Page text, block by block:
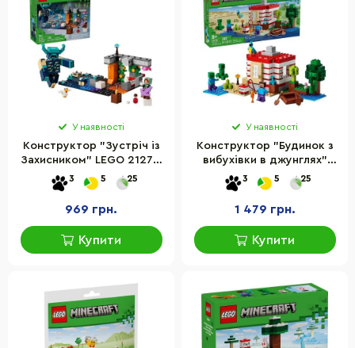
У наявності
Конструктор "Зустріч із
Захисником" LEGO 21274,
238 деталей
3 5 25
969 грн.
Купити
У наявності
Конструктор "Будинок з
вибухівки в джунглях"
LEGO 21275, 287 деталей
3 5 25
1 479 грн.
Купити